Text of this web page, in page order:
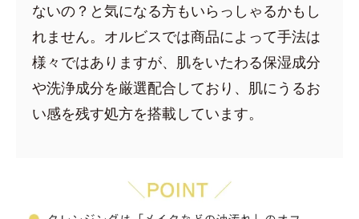
ないの？と気になる方もいらっしゃるかもし
れません。オルビスでは商品によって手法は
様々ではありますが、肌をいたわる保湿成分
や洗浄成分を厳選配合しており、肌にうるお
い感を残す処方を搭載しています。